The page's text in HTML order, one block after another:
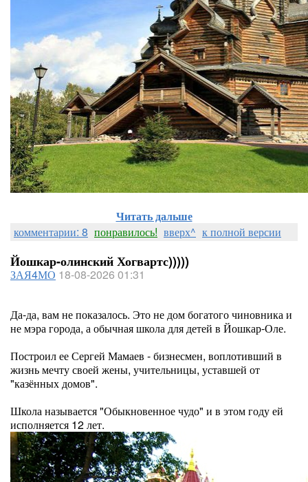
Читать дальше
комментарии: 8 понравилось! вверх^ к полной версии
Йошкар-олинский Хогвартс)))))
ЗАЯ4МО 18-08-2026 01:31
Да-да, вам не показалось. Это не дом богатого чиновника и
не мэра города, а обычная школа для детей в Йошкар-Оле.
Построил ее Сергей Мамаев - бизнесмен, воплотивший в
жизнь мечту своей жены, учительницы, уставшей от
"казённых домов".
Школа называется "Обыкновенное чудо" и в этом году ей
исполняется 12 лет.